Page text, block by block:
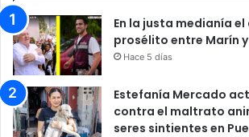
En la justa medianía
prosélito entre Marín
Hace 5 días
Estefanía Mercado
contra el maltrato
seres sintientes en